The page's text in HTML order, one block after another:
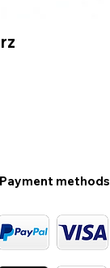
Payment methods